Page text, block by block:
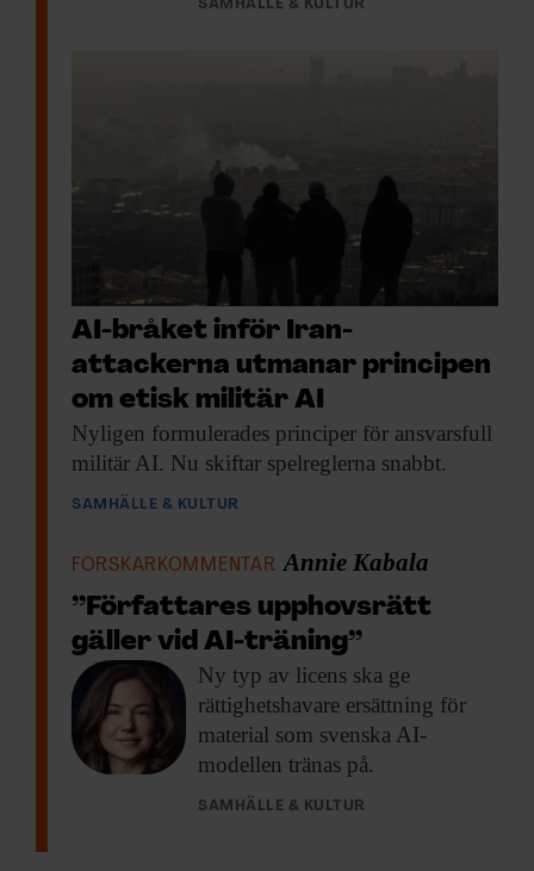
SAMHÄLLE & KULTUR
AI-bråket inför Iran-
attackerna utmanar principen
om etisk militär AI
Nyligen formulerades principer för ansvarsfull
militär AI. Nu skiftar spelreglerna snabbt.
SAMHÄLLE & KULTUR
FORSKARKOMMENTAR Annie Kabala
”Författares upphovsrätt
gäller vid AI-träning”
Ny typ av licens ska ge
rättighetshavare ersättning för
material som svenska AI-
modellen tränas på.
SAMHÄLLE & KULTUR